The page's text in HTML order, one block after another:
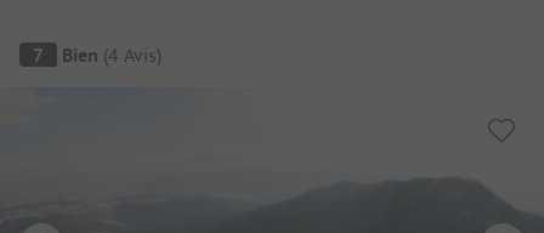
Aperçu du camping
7 Bien (4 Avis)